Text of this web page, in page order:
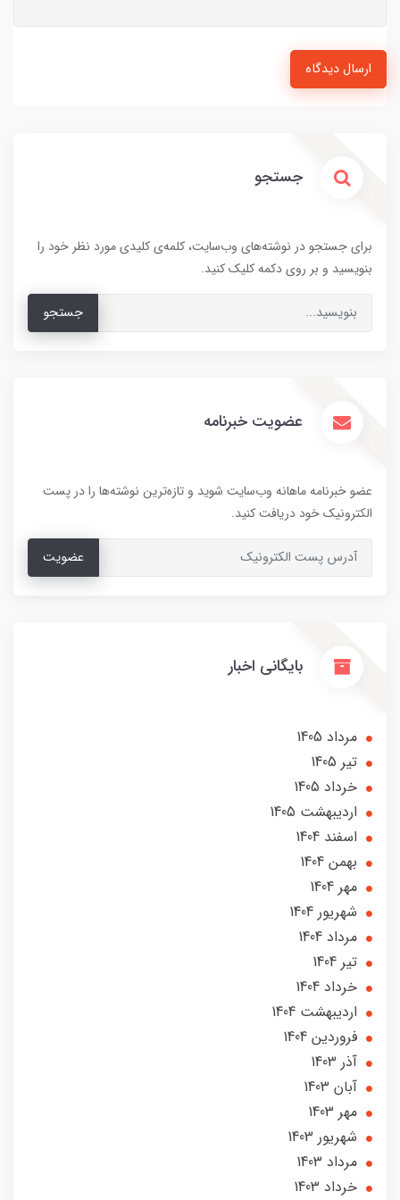
ارسال دیدگاه
جستجو
برای جستجو در نوشته‌های وب‌سایت، کلمه‌ی کلیدی مورد نظر خود را
بنویسید و بر روی دکمه کلیک کنید.
جستجو
عضویت خبرنامه
عضو خبرنامه ماهانه وب‌سایت شوید و تازه‌ترین نوشته‌ها را در پست
الکترونیک خود دریافت کنید.
عضویت
بایگانی اخبار
مرداد 1405
تير 1405
خرداد 1405
ارديبهشت 1405
اسفند 1404
بهمن 1404
مهر 1404
شهریور 1404
مرداد 1404
تير 1404
خرداد 1404
ارديبهشت 1404
فروردین 1404
آذر 1403
آبان 1403
مهر 1403
شهریور 1403
مرداد 1403
خرداد 1403